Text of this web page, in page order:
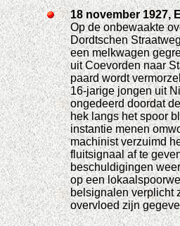
18 november 1927,
Op de onbewaakte
Dordtschen
een melkwagen
uit Coevorden naar
paard wordt
16-jarige jongen uit
ongedeerd doordat
hek langs het spoor
instantie menen
machinist verzuimd
fluitsignaal af te
beschuldigingen
op een
belsignalen verplicht
overvloed zijn